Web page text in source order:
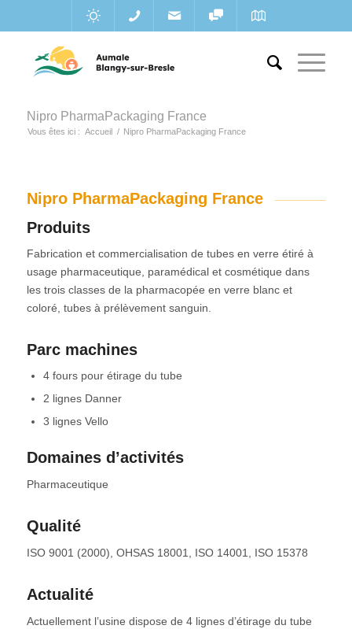
Nipro PharmaPackaging France
Vous êtes ici : Accueil / Nipro PharmaPackaging France
Nipro PharmaPackaging France
Produits
Fabrication et commercialisation de tubes en verre étiré à
usage pharmaceutique, paramédical et cosmétique dans
les trois classes de la pharmacopée en verre blanc et
coloré, tubes à prélèvement sanguin.
Parc machines
4 fours pour étirage du tube
2 lignes Danner
3 lignes Vello
Domaines d’activités
Pharmaceutique
Qualité
ISO 9001 (2000), OHSAS 18001, ISO 14001, ISO 15378
Actualité
Actuellement l’usine dispose de 4 lignes d’étirage du tube